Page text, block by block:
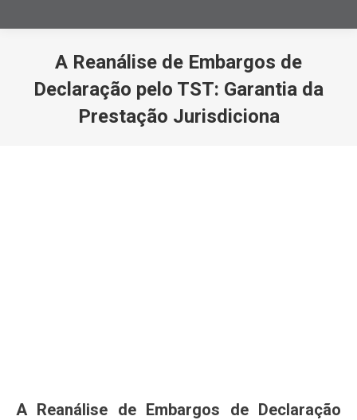
A Reanálise de Embargos de
Declaração pelo TST: Garantia da
Prestação Jurisdiciona
A Reanálise de Embargos de Declaração